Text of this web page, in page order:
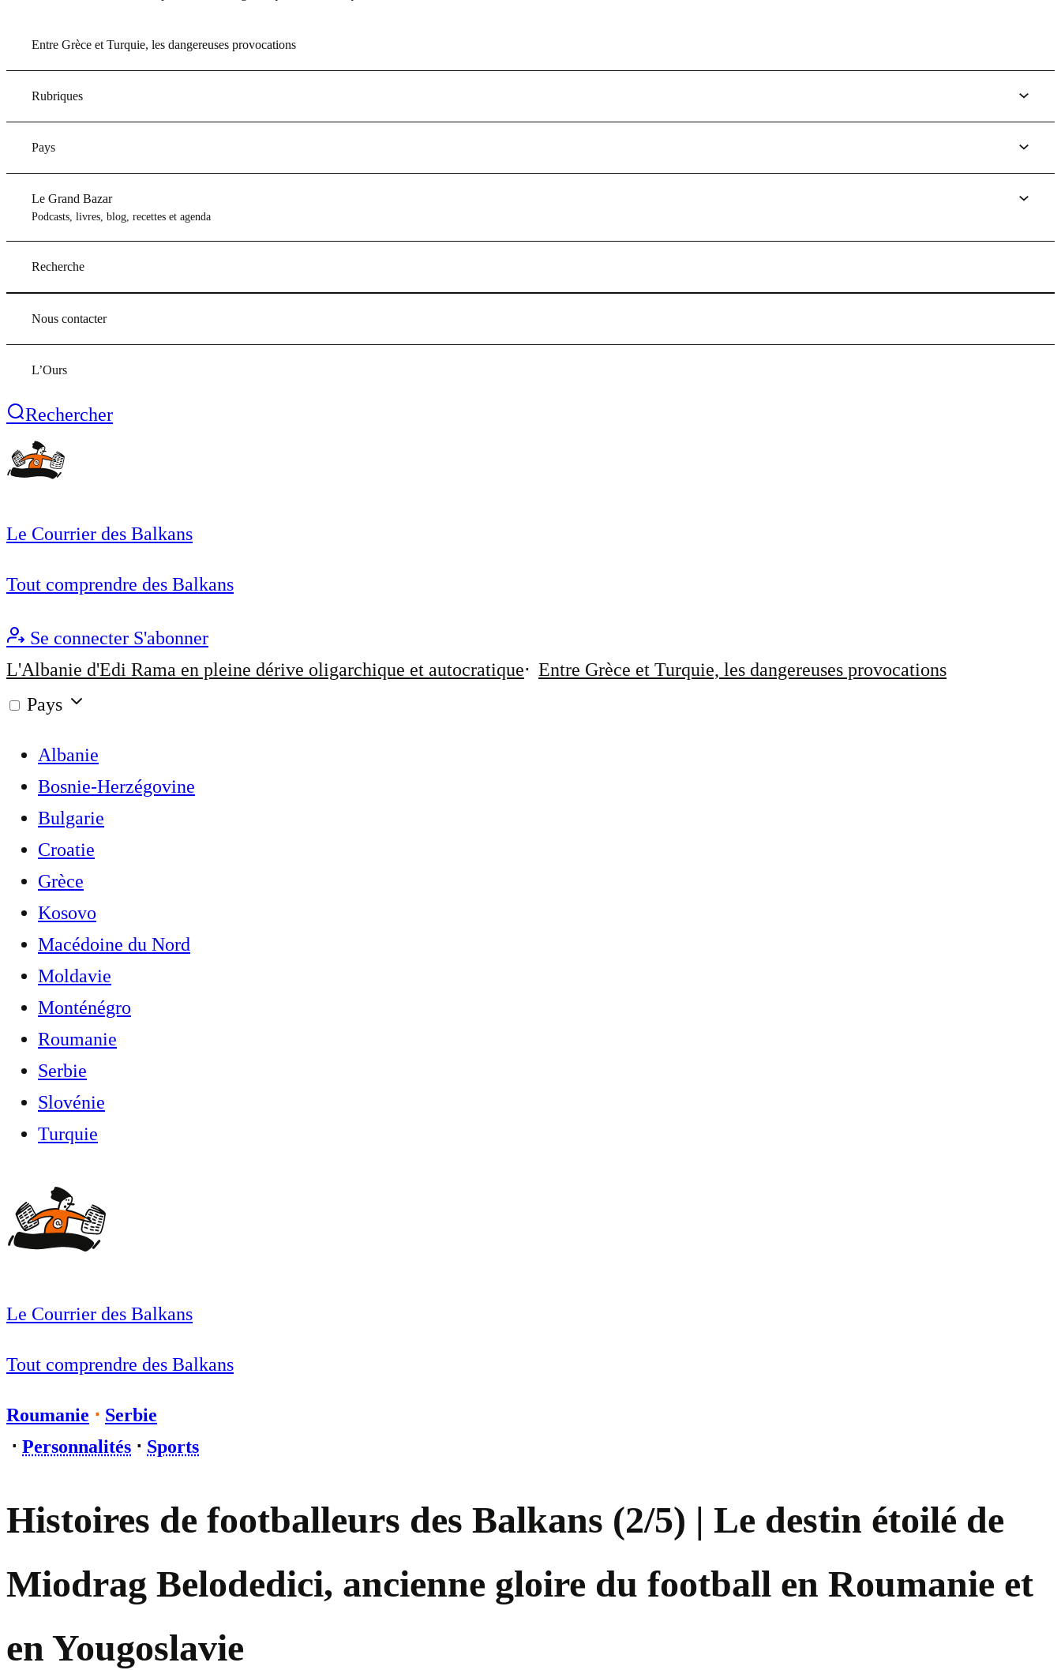
Entre Grèce et Turquie, les dangereuses provocations
Rubriques
Pays
Le Grand Bazar
Podcasts, livres, blog, recettes et agenda
Recherche
Nous contacter
L’Ours
Rechercher
Le Courrier des Balkans
Tout comprendre des Balkans
Se connecter S'abonner
L'Albanie d'Edi Rama en pleine dérive oligarchique et autocratique
Entre Grèce et Turquie, les dangereuses provocations
Pays
Albanie
Bosnie-Herzégovine
Bulgarie
Croatie
Grèce
Kosovo
Macédoine du Nord
Moldavie
Monténégro
Roumanie
Serbie
Slovénie
Turquie
Le Courrier des Balkans
Tout comprendre des Balkans
Roumanie ⋅ Serbie
⋅ Personnalités ⋅ Sports
Histoires de footballeurs des Balkans (2/5) | Le destin étoilé de
Miodrag Belodedici, ancienne gloire du football en Roumanie et
en Yougoslavie